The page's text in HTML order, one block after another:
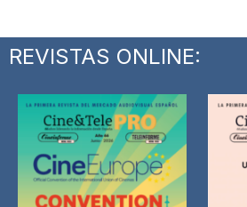
REVISTAS ONLINE: